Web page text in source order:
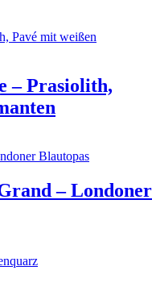
– Prasiolith,
– Londoner